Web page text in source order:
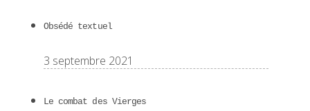
Obsédé textuel
3 septembre 2021
Le combat des Vierges